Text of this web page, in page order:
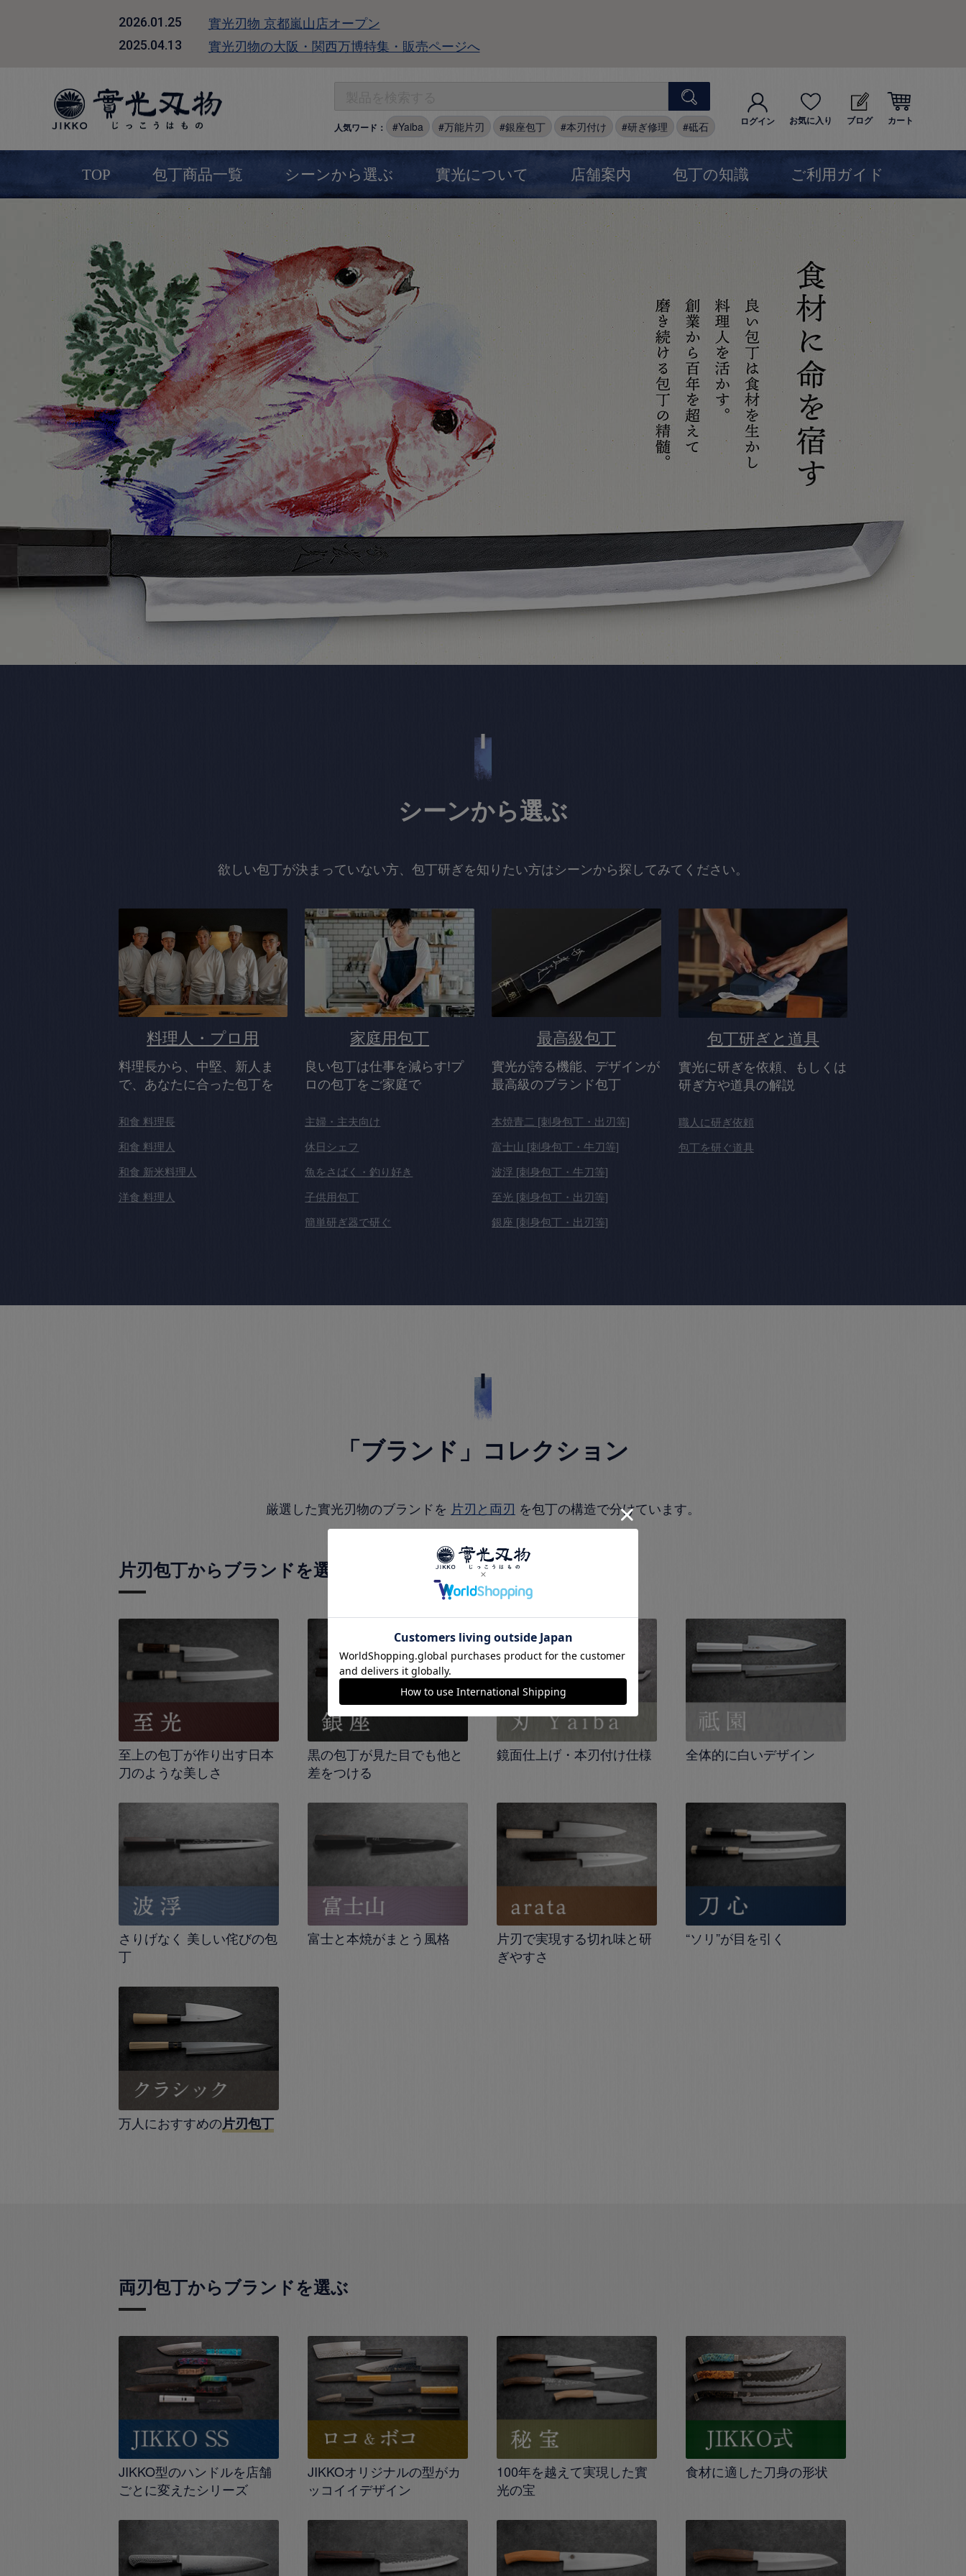
2026.01.25 實光刃物 京都嵐山店オープン
2025.04.13 實光刃物の大阪・関西万博特集・販売ページへ
人気ワード： Yaiba 万能片刃 銀座包丁 本刃付け 研ぎ修理 砥石 ログイン お気に入り ブログ カート
TOP 包丁商品一覧 シーンから選ぶ 實光について 店舗案内 包丁の知識 ご利用ガイド
シーンから選ぶ
欲しい包丁が決まっていない方、包丁研ぎを知りたい方はシーンから探してみてください。
料理人・プロ用
料理長から、中堅、新人ま
で、あなたに合った包丁を
和食 料理長
和食 料理人
和食 新米料理人
洋食 料理人
家庭用包丁
良い包丁は仕事を減らす!プ
ロの包丁をご家庭で
主婦・主夫向け
休日シェフ
魚をさばく・釣り好き
子供用包丁
簡単研ぎ器で研ぐ
最高級包丁
實光が誇る機能、デザインが
最高級のブランド包丁
本焼青二 [刺身包丁・出刃等]
富士山 [刺身包丁・牛刀等]
波浮 [刺身包丁・牛刀等]
至光 [刺身包丁・出刃等]
銀座 [刺身包丁・出刃等]
包丁研ぎと道具
實光に研ぎを依頼、もしくは
研ぎ方や道具の解説
職人に研ぎ依頼
包丁を研ぐ道具
「ブランド」コレクション
厳選した實光刃物のブランドを 片刃と両刃 を包丁の構造で分けています。
片刃包丁からブランドを選ぶ
至上の包丁が作り出す日本
刀のような美しさ
黒の包丁が見た目でも他と
差をつける
鏡面仕上げ・本刃付け仕様 全体的に白いデザイン
さりげなく 美しい侘びの包
丁
富士と本焼がまとう風格
片刃で実現する切れ味と研
ぎやすさ
“ソリ”が目を引く
万人におすすめの片刃包丁
両刃包丁からブランドを選ぶ
JIKKO型のハンドルを店舗
ごとに変えたシリーズ
JIKKOオリジナルの型がカ
ッコイイデザイン
100年を越えて実現した實
光の宝
食材に適した刀身の形状